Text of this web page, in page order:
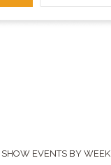
SHOW EVENTS BY WEEK